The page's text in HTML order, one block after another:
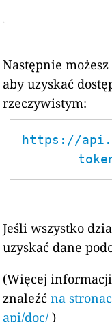
Następnie
aby uzyskać
rzeczywistym:
https://
Jeśli wszystko
uzyskać dane
(Więcej
znaleźćna
api/doc/ )